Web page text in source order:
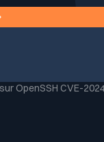
OpenSSH CVE-